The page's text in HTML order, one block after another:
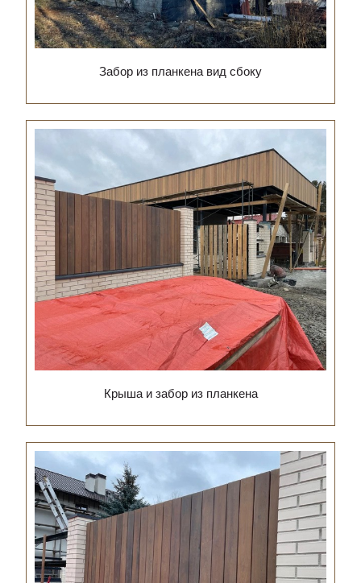
Забор из планкена вид сбоку
Крыша и забор из планкена